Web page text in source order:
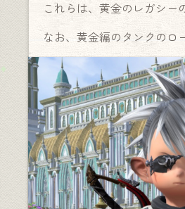
これらは、黄金のレガシー
なお、黄金編のタンクのロ